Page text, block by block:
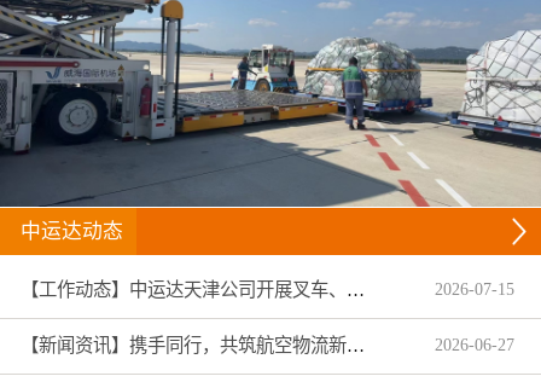
中运达动态
【工作动态】中运达天津公司开展叉车、拖头车技能趣味竞赛 2026-07-15
【新闻资讯】携手同行，共筑航空物流新生态——中运达集团圆满收官2026亚洲物流双年展 2026-06-27